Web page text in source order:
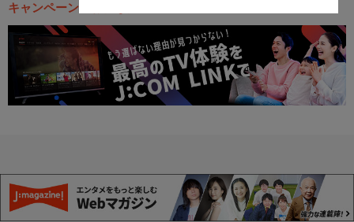
キャンペーン・お得な情報